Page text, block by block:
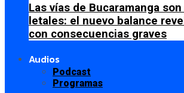
Las vías de Bucaramanga
letales: el nuevo balance
con consecuencias graves
Audios
Podcast
Programas